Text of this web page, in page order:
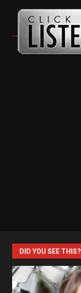
DID YOU SEE THIS?